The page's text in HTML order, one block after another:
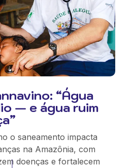
“Água
— e água ruim
o saneamento impacta
na Amazônia, com
doenças e fortalecem